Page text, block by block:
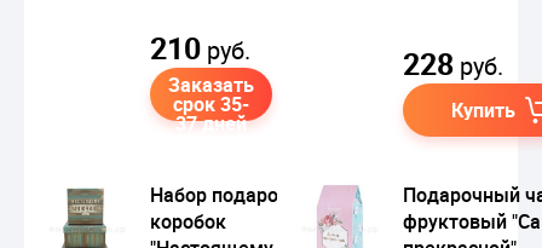
210 руб.
Заказать
срок 35-
37 дней
228 руб.
Купить
Набор подарочных
коробок
Подарочный
фруктовый